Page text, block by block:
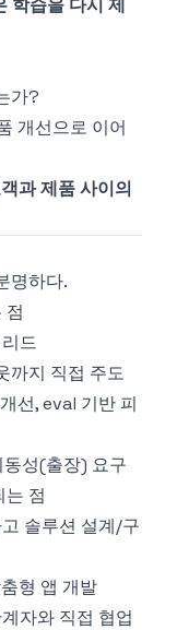
학습을 다시 제
가?
개선으로 이어
과 제품 사이의
명하다.
점
리드
까지 직접 주도
선, eval 기반 피
성(출장) 요구
점
솔루션 설계/구
형 앱 개발
자와 직접 협업